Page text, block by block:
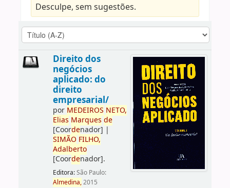
Desculpe, sem sugestões.
Direito dos
negócios
aplicado: do
direito
empresarial/
por MEDEIROS NETO,
Elias Marques de
[Coordenador] |
SIMÃO FILHO,
Adalberto
[Coordenador].
Editora:São Paulo:
Almedina,2015